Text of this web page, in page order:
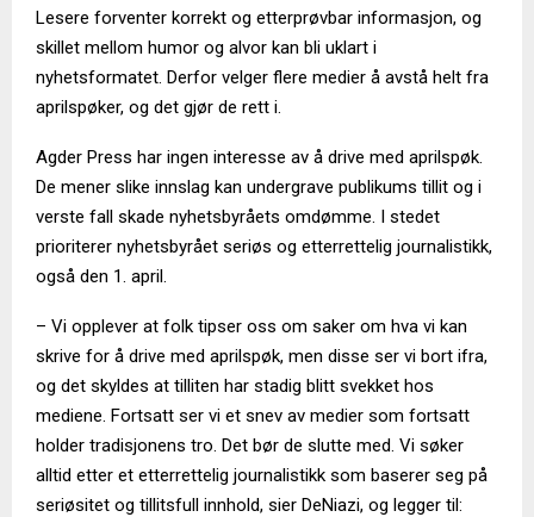
Lesere forventer korrekt og etterprøvbar informasjon, og
skillet mellom humor og alvor kan bli uklart i
nyhetsformatet. Derfor velger flere medier å avstå helt fra
aprilspøker, og det gjør de rett i.
Agder Press har ingen interesse av å drive med aprilspøk.
De mener slike innslag kan undergrave publikums tillit og i
verste fall skade nyhetsbyråets omdømme. I stedet
prioriterer nyhetsbyrået seriøs og etterrettelig journalistikk,
også den 1. april.
– Vi opplever at folk tipser oss om saker om hva vi kan
skrive for å drive med aprilspøk, men disse ser vi bort ifra,
og det skyldes at tilliten har stadig blitt svekket hos
mediene. Fortsatt ser vi et snev av medier som fortsatt
holder tradisjonens tro. Det bør de slutte med. Vi søker
alltid etter et etterrettelig journalistikk som baserer seg på
seriøsitet og tillitsfull innhold, sier DeNiazi, og legger til: